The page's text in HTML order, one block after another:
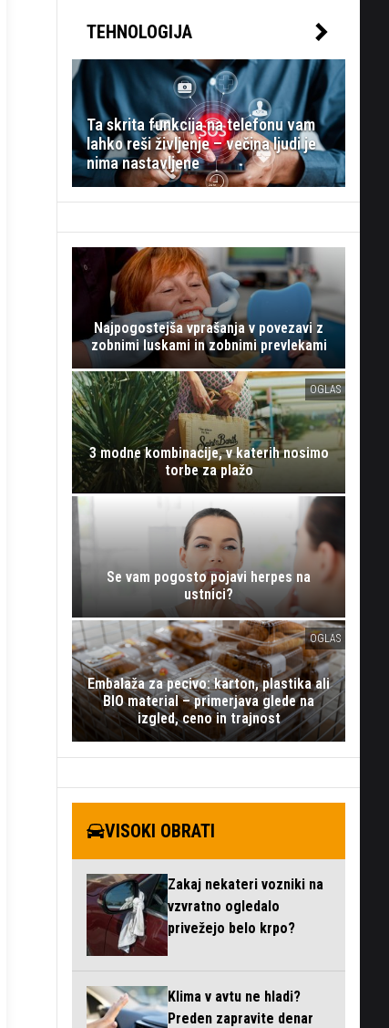
TEHNOLOGIJA
Ta skrita funkcija na telefonu vam
lahko reši življenje – večina ljudi je
nima nastavljene
Najpogostejša vprašanja v povezavi z
zobnimi luskami in zobnimi prevlekami
OGLAS
3 modne kombinacije, v katerih nosimo
torbe za plažo
Se vam pogosto pojavi herpes na
ustnici?
OGLAS
Embalaža za pecivo: karton, plastika ali
BIO material – primerjava glede na
izgled, ceno in trajnost
VISOKI OBRATI
Zakaj nekateri vozniki na
vzvratno ogledalo
privežejo belo krpo?
Klima v avtu ne hladi?
Preden zapravite denar